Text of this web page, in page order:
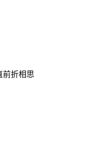
前折相思